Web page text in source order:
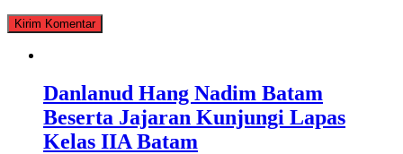
Danlanud Hang Nadim Batam
Beserta Jajaran Kunjungi Lapas
Kelas IIA Batam